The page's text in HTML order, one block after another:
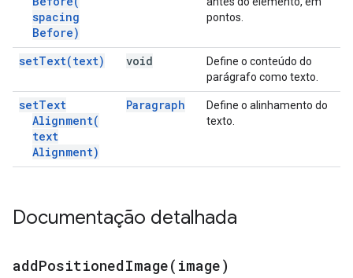
spacing
Before)
pontos.
setText(text) void
Define o conteúdo do
parágrafo como texto.
setText
Alignment(
text
Alignment)
Paragraph
Define o alinhamento do
texto.
Documentação detalhada
addPositionedImage( image)